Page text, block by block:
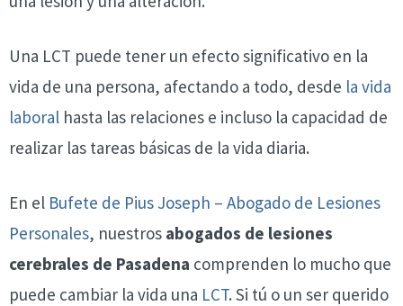
Una LCT puede tener un efecto significativo en la
vida de una persona, afectando a todo, desde la vida
laboral hasta las relaciones e incluso la capacidad de
realizar las tareas básicas de la vida diaria.
En el Bufete de Pius Joseph – Abogado de Lesiones
Personales, nuestros abogados de lesiones
cerebrales de Pasadena comprenden lo mucho que
puede cambiar la vida una LCT. Si tú o un ser querido